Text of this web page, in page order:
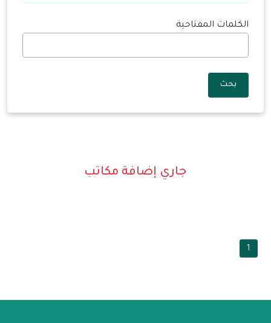
الكلمات المفتاحية
بحث
جاري إضافة مكاتب
1